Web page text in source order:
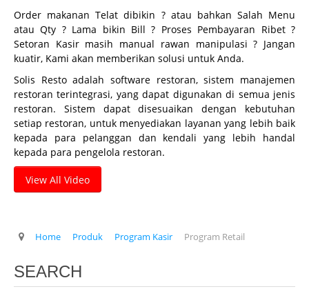
Perlengkapan Kasir
Gondola
Demo
Demo Program
Request Demo
Request Training
Client Kami
Tentang Kami
IT & Support
Kontrak Maintenance
Upgrade Program
Order makanan Telat dibikin ? atau bahkan Salah Menu
atau Qty ? Lama bikin Bill ? Proses Pembayaran Ribet ?
Setoran Kasir masih manual rawan manipulasi ? Jangan
kuatir, Kami akan memberikan solusi untuk Anda.
Solis Resto adalah software restoran, sistem manajemen
restoran terintegrasi, yang dapat digunakan di semua jenis
restoran. Sistem dapat disesuaikan dengan kebutuhan
setiap restoran, untuk menyediakan layanan yang lebih baik
kepada para pelanggan dan kendali yang lebih handal
kepada para pengelola restoran.
View All Video
Home Produk Program Kasir Program Retail
SEARCH